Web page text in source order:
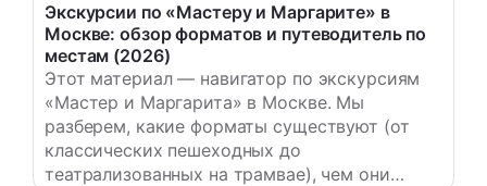
Экскурсии по «Мастеру и Маргарите» в
Москве: обзор форматов и путеводитель по
местам (2026)
Этот материал — навигатор по экскурсиям
«Мастер и Маргарита» в Москве. Мы
разберем, какие форматы существуют (от
классических пешеходных до
театрализованных на трамвае), чем они